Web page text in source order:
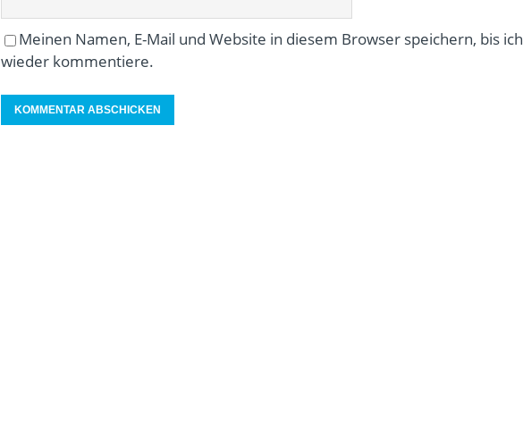
Meinen Namen, E-Mail und Website in diesem Browser speichern, bis ich
wieder kommentiere.